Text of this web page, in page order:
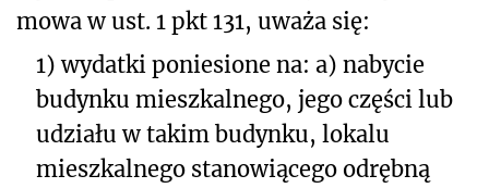
mowa w ust. 1 pkt 131, uważa się:
1) wydatki poniesione na: a) nabycie
budynku mieszkalnego, jego części lub
udziału w takim budynku, lokalu
mieszkalnego stanowiącego odrębną